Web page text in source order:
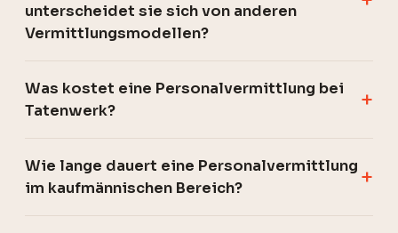
unterscheidet sie sich von anderen
Vermittlungsmodellen?
Was kostet eine Personalvermittlung bei
Tatenwerk?
Wie lange dauert eine Personalvermittlung
im kaufmännischen Bereich?